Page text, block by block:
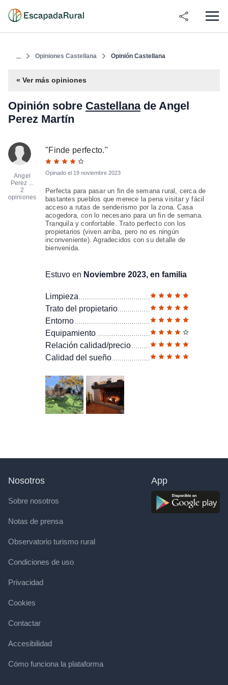
... Opiniones Castellana Opinión Castellana
« Ver más opiniones
Opinión sobre Castellanade Angel
Perez Martín
Angel
Perez ...
2
opiniones
"Finde perfecto."
Opinado el 19 noviembre 2023
Perfecta para pasar un fin de semana rural, cerca de
bastantes pueblos que merece la pena visitar y fácil
acceso a rutas de senderismo por la zona. Casa
acogedora, con lo necesario para un fin de semana.
Tranquila y confortable. Trato perfecto con los
propietarios (viven arriba, pero no es ningún
inconveniente). Agradecidos con su detalle de
bienvenida.
Estuvo en Noviembre 2023, en familia
Limpieza
Trato del propietario
Entorno
Equipamiento
Relación calidad/precio
Calidad del sueño
Nosotros
Sobre nosotros
Notas de prensa
Observatorio turismo rural
Condiciones de uso
Privacidad
Cookies
Contactar
Accesibilidad
Cómo funciona la plataforma
App